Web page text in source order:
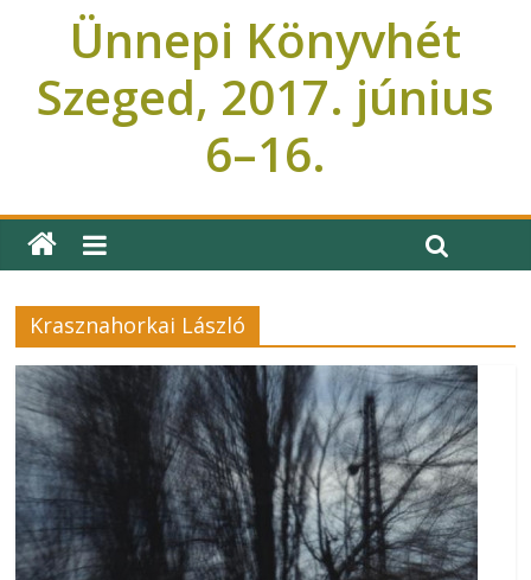
Ünnepi Könyvhét
Szeged, 2017. június
6–16.
Krasznahorkai László